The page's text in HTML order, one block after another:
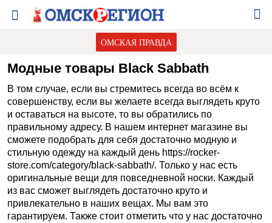
ОМСКАЯ ПРАВДА
Модные товары Black Sabbath
В том случае, если вы стремитесь всегда во всём к
совершенству, если вы желаете всегда выглядеть круто
и оставаться на высоте, то вы обратились по
правильному адресу. В нашем интернет магазине вы
сможете подобрать для себя достаточно модную и
стильную одежду на каждый день https://rocker-
store.com/category/black-sabbath/. Только у нас есть
оригинальные вещи для повседневной носки. Каждый
из вас сможет выглядеть достаточно круто и
привлекательно в наших вещах. Мы вам это
гарантируем. Также стоит отметить что у нас достаточно